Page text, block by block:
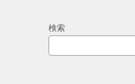
検索